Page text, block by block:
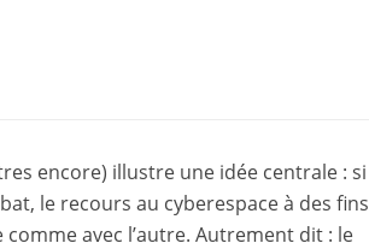
encore) illustre une idée centrale : si
le recours au cyberespace à des fins
avec l’autre. Autrement dit : le